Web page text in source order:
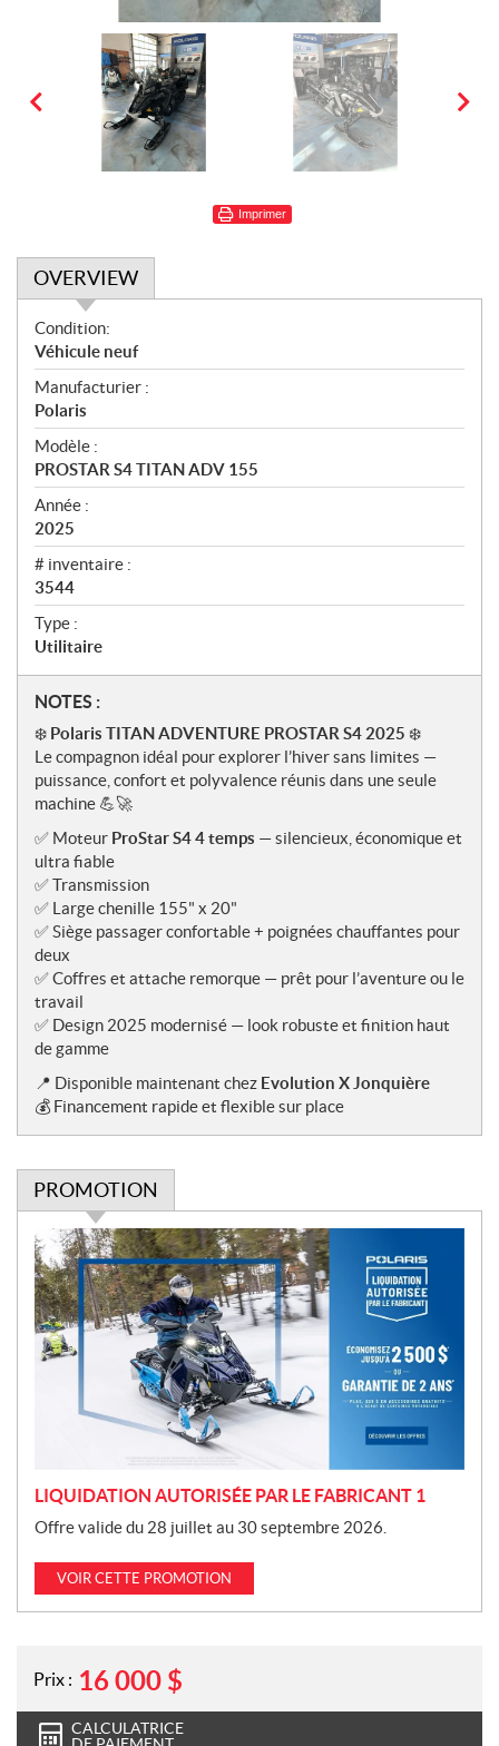
Imprimer
OVERVIEW
O
v
e
r
v
i
e
w
Condition:
Véhicule neuf
Manufacturier :
Polaris
Modèle :
PROSTAR S4 TITAN ADV 155
Année :
2025
# inventaire :
3544
Type :
Utilitaire
N
o
t
e
s
NOTES :
❄️ Polaris TITAN ADVENTURE PROSTAR S4 2025 ❄️
Le compagnon idéal pour explorer l’hiver sans limites —
puissance, confort et polyvalence réunis dans une seule
machine 💪🚀
✅ Moteur ProStar S4 4 temps — silencieux, économique et
ultra fiable
✅ Transmission
✅ Large chenille 155" x 20"
✅ Siège passager confortable + poignées chauffantes pour
deux
✅ Coffres et attache remorque — prêt pour l’aventure ou le
travail
✅ Design 2025 modernisé — look robuste et finition haut
de gamme
📍 Disponible maintenant chez Evolution X Jonquière
💰 Financement rapide et flexible sur place
PROMOTION
P
r
o
m
o
t
LIQUIDATION AUTORISÉE PAR LE FABRICANT 1
Offre valide du 28 juillet au 30 septembre 2026.
VOIR CETTE PROMOTION
Prix : 16 000 $
CALCULATRICE